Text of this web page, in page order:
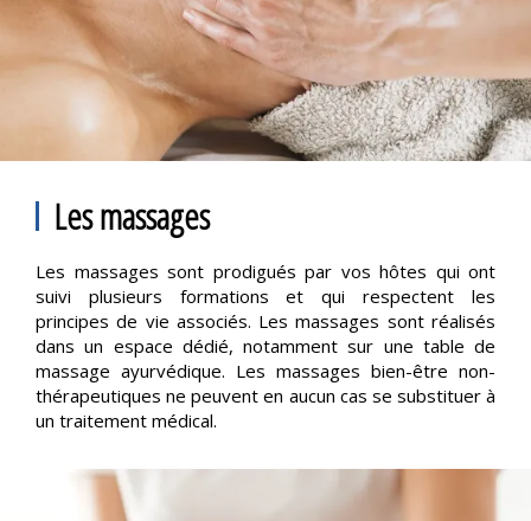
Les massages
Les massages sont prodigués par vos hôtes qui ont
suivi plusieurs formations et qui respectent les
principes de vie associés. Les massages sont réalisés
dans un espace dédié, notamment sur une table de
massage ayurvédique. Les massages bien-être non-
thérapeutiques ne peuvent en aucun cas se substituer à
un traitement médical.